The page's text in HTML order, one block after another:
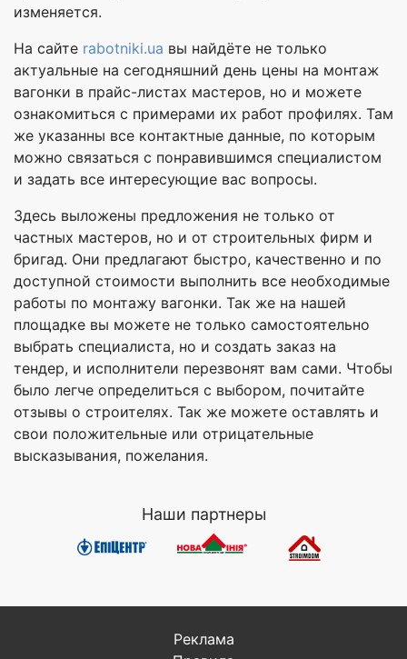
изменяется.
На сайте rabotniki.ua вы найдёте не только
актуальные на сегодняшний день цены на монтаж
вагонки в прайс-листах мастеров, но и можете
ознакомиться с примерами их работ профилях. Там
же указанны все контактные данные, по которым
можно связаться с понравившимся специалистом
и задать все интересующие вас вопросы.
Здесь выложены предложения не только от
частных мастеров, но и от строительных фирм и
бригад. Они предлагают быстро, качественно и по
доступной стоимости выполнить все необходимые
работы по монтажу вагонки. Так же на нашей
площадке вы можете не только самостоятельно
выбрать специалиста, но и создать заказ на
тендер, и исполнители перезвонят вам сами. Чтобы
было легче определиться с выбором, почитайте
отзывы о строителях. Так же можете оставлять и
свои положительные или отрицательные
высказывания, пожелания.
Наши партнеры
Реклама